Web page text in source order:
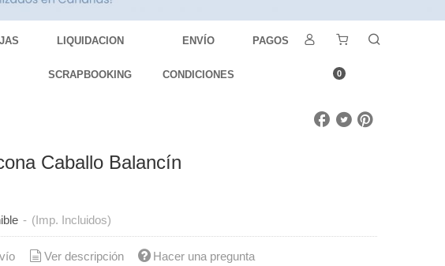
LIQUIDACION
SCRAPBOOKING
ENVÍO
CONDICIONES
PAGOS
0
Caballo Balancín
- (Imp. Incluidos)
Ver descripción Hacer una pregunta